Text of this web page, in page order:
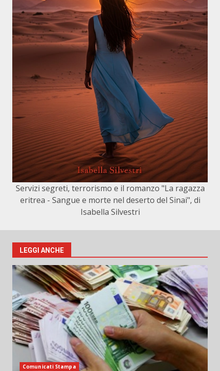
Servizi segreti, terrorismo e il romanzo "La ragazza
eritrea - Sangue e morte nel deserto del Sinai", di
Isabella Silvestri
LEGGI ANCHE
Comunicati Stampa